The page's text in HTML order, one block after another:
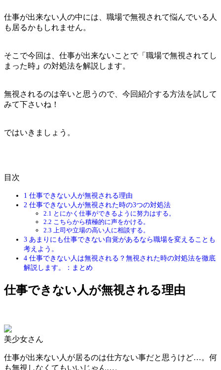
仕事が出来ない人の中には、職場で無視されて悩んでいる人
も居るかもしれません。
そこで今回は、仕事が出来ないことで「職場で無視されてし
まった時 」 の対処法を解説します。
無視されるのは辛いと思うので、今回紹介する方法を試して
みて下さいね！
ではいきましょう。
目次
1 仕事できない人が無視される理由
2 仕事できない人が無視された時の3つの対処法
2.1 とにかく仕事ができるように努力はする。
2.2 こちらから積極的に声をかける。
2.3 上司や立場の高い人に相談する。
3 あまりにも仕事できない自覚があるなら職場を変えることも
考えよう。
4 仕事できない人は無視される？無視された時の対処法を徹底
解説します。：まとめ
仕事できない人が無視される理由
美少女さん
仕事が出来ない人が居るのは仕方ない事だと思うけど…。何
も無視しなくてもいいじゃん…。